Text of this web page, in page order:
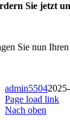
Sie jetzt
Sie nun
admin5504
Page load link
Nach oben